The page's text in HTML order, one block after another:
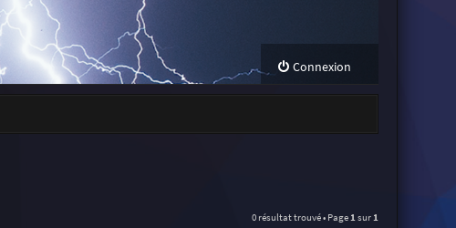
Connexion
0 résultat trouvé • Page 1 sur 1